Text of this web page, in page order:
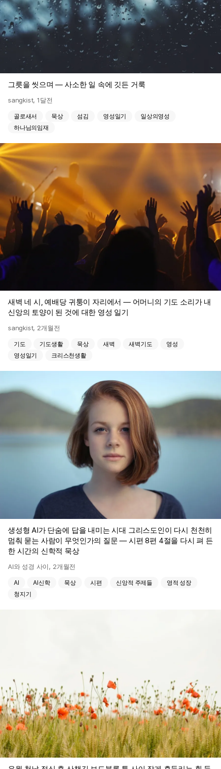
그릇을 씻으며 — 사소한 일 속에 깃든 거룩
sangkist,1달전
골로새서 묵상 섬김 영성일기
일상의영성
하나님의임재
새벽 네 시, 예배당 귀퉁이 자리에서 — 어머니의 기도 소리가 내
신앙의 토양이 된 것에 대한 영성 일기
sangkist, 2개월전
기도 기도생활 묵상 새벽 새벽기도
영성
영성일기
크리스천생활
생성형 AI가 단숨에 답을 내미는 시대 그리스도인이 다시 천천히
멈춰 묻는 사람이 무엇인가의 질문 — 시편 8편 4절을 다시 펴 든
한 시간의 신학적 묵상
AI와 성경 사이, 2개월전
AI AI신학 묵상 시편 신앙적 주제들
영적 성장
청지기